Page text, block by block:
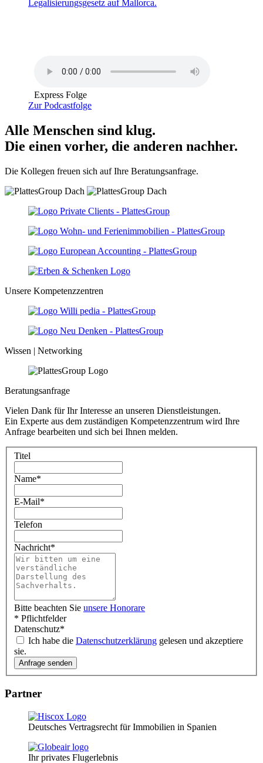
Legalisierungsgesetz auf Mallorca.
Express Folge
Zur Podcastfolge
Alle Menschen sind klug.
Die einen vorher, die anderen nachher.
Die Kollegen freuen sich auf Ihre Beratungsanfrage.
Unsere Kompetenzzentren
Wissen | Networking
Beratungsanfrage
Vielen Dank für Ihr Interesse an unseren Dienstleistungen.
Ein Experte aus dem zuständigen Kompetenzzentrum wird Ihre
Anfrage bearbeiten und sich bei Ihnen melden.
Titel
Name*
E-Mail*
Telefon
Nachricht*
Bitte beachten Sie unsere Honorare
* Pflichtfelder
Datenschutz*
Ich habe die Datenschutzerklärung gelesen und akzeptiere
sie.
Partner
Deutsches Vertragsrecht für Immobilien in Spanien
Ihr privates Flugerlebnis